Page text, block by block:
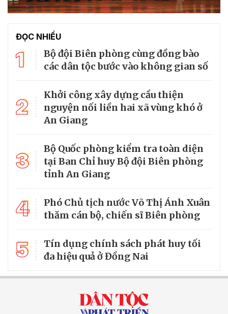
ĐỌC NHIỀU
1
Bộ đội Biên phòng cùng đồng bào
các dân tộc bước vào không gian số
2
Khởi công xây dựng cầu thiện
nguyện nối liền hai xã vùng khó ở
An Giang
3
Bộ Quốc phòng kiểm tra toàn diện
tại Ban Chỉ huy Bộ đội Biên phòng
tỉnh An Giang
4
Phó Chủ tịch nước Võ Thị Ánh Xuân
thăm cán bộ, chiến sĩ Biên phòng
5
Tín dụng chính sách phát huy tối
đa hiệu quả ở Đồng Nai